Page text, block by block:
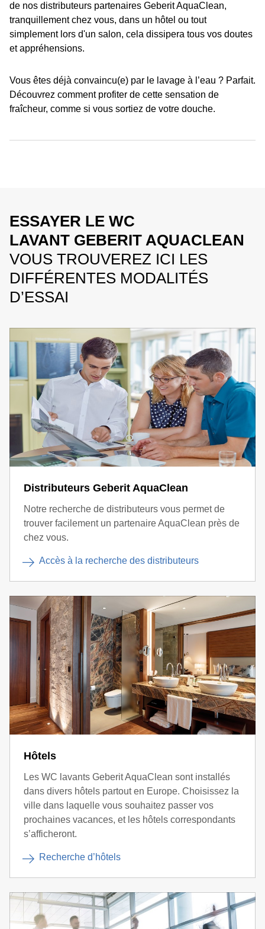
de nos distributeurs partenaires Geberit AquaClean,
tranquillement chez vous, dans un hôtel ou tout
simplement lors d'un salon, cela dissipera tous vos doutes
et appréhensions.
Vous êtes déjà convaincu(e) par le lavage à l’eau ? Parfait.
Découvrez comment profiter de cette sensation de
fraîcheur, comme si vous sortiez de votre douche.
ESSAYER LE WC
LAVANT GEBERIT AQUACLEAN
VOUS TROUVEREZ ICI LES
DIFFÉRENTES MODALITÉS
D’ESSAI
Distributeurs Geberit AquaClean
Notre recherche de distributeurs vous permet de
trouver facilement un partenaire AquaClean près de
chez vous.
Accès à la recherche des distributeurs
Hôtels
Les WC lavants Geberit AquaClean sont installés
dans divers hôtels partout en Europe. Choisissez la
ville dans laquelle vous souhaitez passer vos
prochaines vacances, et les hôtels correspondants
s’afficheront.
Recherche d’hôtels